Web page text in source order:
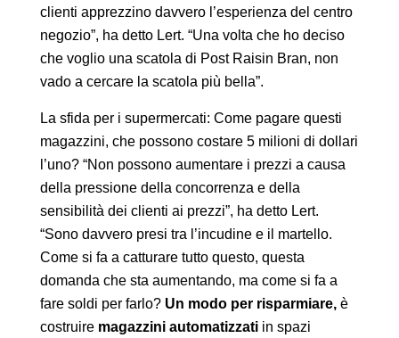
clienti apprezzino davvero l’esperienza del centro
negozio”, ha detto Lert. “Una volta che ho deciso
che voglio una scatola di Post Raisin Bran, non
vado a cercare la scatola più bella”.
La sfida per i supermercati: Come pagare questi
magazzini, che possono costare 5 milioni di dollari
l’uno? “Non possono aumentare i prezzi a causa
della pressione della concorrenza e della
sensibilità dei clienti ai prezzi”, ha detto Lert.
“Sono davvero presi tra l’incudine e il martello.
Come si fa a catturare tutto questo, questa
domanda che sta aumentando, ma come si fa a
fare soldi per farlo? Un modo per risparmiare,è
costruire magazzini automatizzati in spazi